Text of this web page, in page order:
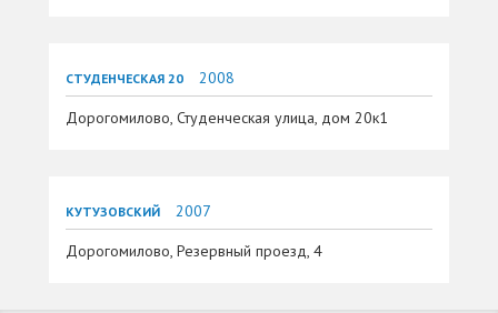
СТУДЕНЧЕСКАЯ 20
2008
Дорогомилово, Студенческая улица, дом 20к1
КУТУЗОВСКИЙ
2007
Дорогомилово, Резервный проезд, 4